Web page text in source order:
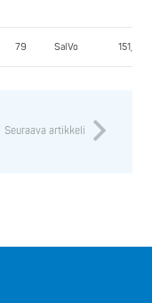
79 SalVo 151,70
Seuraava artikkeli